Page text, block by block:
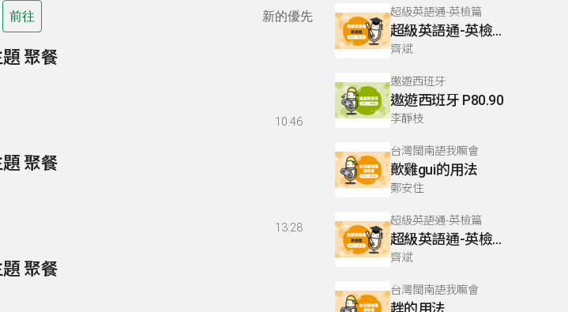
前往 新的優先
聚餐
10:46
聚餐
13:28
聚餐
超級英語通-英檢篇
超級英語通-英檢篇 083 Cloze Test/段落填空-13
齊斌
遨遊西班牙
遨遊西班牙 P80.90
李靜枝
台灣閩南語我嘛會
歕雞gui的用法
鄭安住
超級英語通-英檢篇
超級英語通-英檢篇 035 Weekend Trip- 週末旅遊
齊斌
台灣閩南語我嘛會
趖的用法